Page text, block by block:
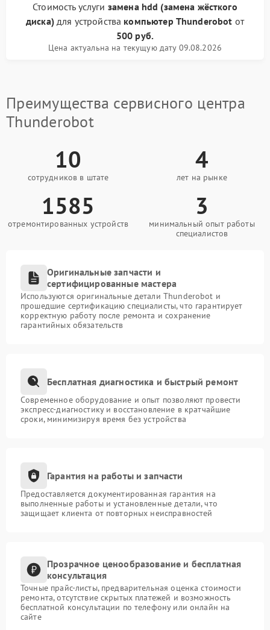
Стоимость услуги замена hdd (замена жёсткого
диска)для устройства компьютер Thunderobot от
500 руб.
Цена актуальна на текущую дату 09.08.2026
Преимущества сервисного центра
Thunderobot
10
сотрудников в штате
4
лет на рынке
1585
отремонтированных устройств
3
минимальный опыт работы
специалистов
Оригинальные запчасти и
сертифицированные мастера
Используются оригинальные детали Thunderobot и
прошедшие сертификацию специалисты, что гарантирует
корректную работу после ремонта и сохранение
гарантийных обязательств
Бесплатная диагностика и быстрый ремонт
Современное оборудование и опыт позволяют провести
экспресс-диагностику и восстановление в кратчайшие
сроки, минимизируя время без устройства
Гарантия на работы и запчасти
Предоставляется документированная гарантия на
выполненные работы и установленные детали, что
защищает клиента от повторных неисправностей
Прозрачное ценообразование и бесплатная
консультация
Точные прайс-листы, предварительная оценка стоимости
ремонта, отсутствие скрытых платежей и возможность
бесплатной консультации по телефону или онлайн на
сайте